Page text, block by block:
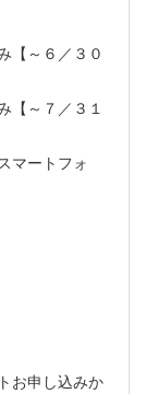
【～６／３０
～７／３１
マートフォ
お申し込みか